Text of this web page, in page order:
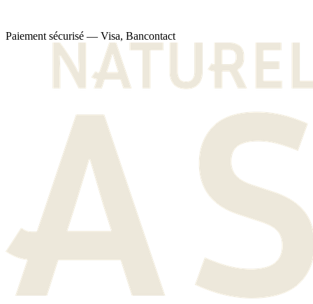
Paiement sécurisé — Visa, Bancontact